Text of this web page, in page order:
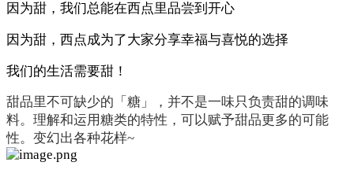
因为甜，我们总能在西点里品尝到开心
因为甜，西点成为了大家分享幸福与喜悦的选择
我们的生活需要甜！
甜品里不可缺少的「糖」，并不是一味只负责甜的调味
料。理解和运用糖类的特性，可以赋予甜品更多的可能
性。变幻出各种花样~